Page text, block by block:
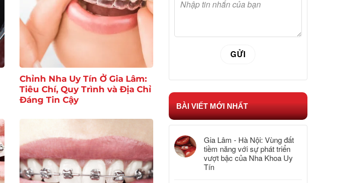
Chỉnh Nha Uy Tín Ở Gia Lâm:
Tiêu Chí, Quy Trình và Địa Chỉ
Đáng Tin Cậy
BÀI VIẾT MỚI NHẤT
Gia Lâm - Hà Nội: Vùng đất
tiềm năng với sự phát triển
vượt bậc của Nha Khoa Uy
Tín